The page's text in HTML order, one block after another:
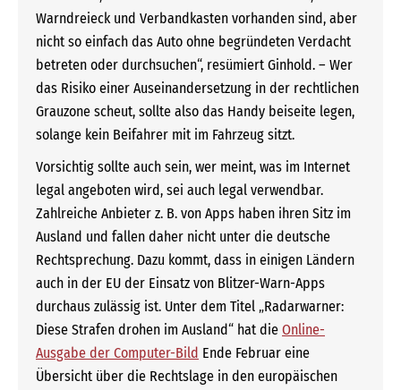
Warndreieck und Verbandkasten vorhanden sind, aber
nicht so einfach das Auto ohne begründeten Verdacht
betreten oder durchsuchen“, resümiert Ginhold. – Wer
das Risiko einer Auseinandersetzung in der rechtlichen
Grauzone scheut, sollte also das Handy beiseite legen,
solange kein Beifahrer mit im Fahrzeug sitzt.
Vorsichtig sollte auch sein, wer meint, was im Internet
legal angeboten wird, sei auch legal verwendbar.
Zahlreiche Anbieter z. B. von Apps haben ihren Sitz im
Ausland und fallen daher nicht unter die deutsche
Rechtsprechung. Dazu kommt, dass in einigen Ländern
auch in der EU der Einsatz von Blitzer-Warn-Apps
durchaus zulässig ist. Unter dem Titel „Radarwarner:
Diese Strafen drohen im Ausland“ hat die Online-
Ausgabe der Computer-Bild Ende Februar eine
Übersicht über die Rechtslage in den europäischen